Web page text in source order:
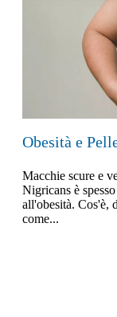
Obesità e
Macchie scure e
Nigricans è
all'obesità. Cos'è,
come...